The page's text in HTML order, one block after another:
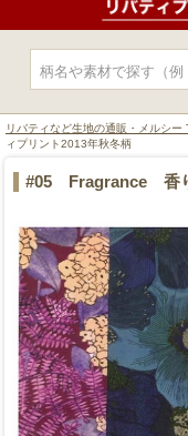
リバティなど生地の通販・メルシー
ィプリント2013年秋冬柄
#05 Fragrance 香